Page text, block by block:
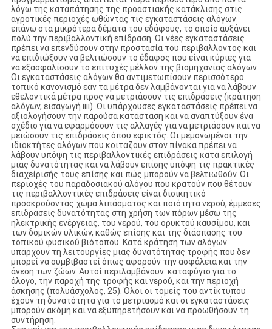
λόγω της καταπάτησης της προαστιακής κατάκλισης στις
αγροτικές περιοχές ωθώντας τις εγκαταστάσεις αλόγων
επάνω στα μικρότερα δέματα του εδάφους, το οποίο αυξάνει
πολύ την περιβαλλοντική επίδραση. Οι νέες εγκαταστάσεις
πρέπει να επενδύσουν στην προστασία του περιβάλλοντος και
να επιδιώξουν να βελτιώσουν το έδαφος που είναι κύριες για
να εξασφαλίσουν το επιτυχές μέλλον της βιομηχανίας αλόγων.
Οι εγκαταστάσεις αλόγων θα αντιμετωπίσουν περισσότερο
τοπικό κανονισμό εάν τα μέτρα δεν λαμβάνονται για να λάβουν
εθελοντικά μέτρα προς να μετριάσουν τις επιδράσεις (κράτηση
αλόγων, εισαγωγή iiii). Οι υπάρχουσες εγκαταστάσεις πρέπει να
αξιολογήσουν την παρούσα κατάσταση και να αναπτύξουν ένα
σχέδιο για να εφαρμόσουν τις αλλαγές για να μετριάσουν και να
μειώσουν τις επιδράσεις όπου εφικτός. Οι μεμονωμένοι την
ιδιοκτήτες αλόγων που κοιτάζουν στον πίνακα πρέπει να
λάβουν υπόψη τις περιβαλλοντικές επιδράσεις κατά επιλογή
μιας δυνατότητας και να λάβουν επίσης υπόψη τις πρακτικές
διαχείρισής τους επίσης και πώς μπορούν να βελτιωθούν. Οι
περιοχές του παραδοσιακού αλόγου που κρατούν που θέτουν
τις περιβαλλοντικές επιδράσεις είναι διοικητικό
προσκρούοντας χώμα λιπάσματος και ποιότητα νερού, έμμεσες
επιδράσεις δυνατότητας στη χρήση των πόρων μέσω της
ηλεκτρικής ενέργειας, του νερού, του ορυκτού καυσίμου, και
των δομικών υλικών, καθώς επίσης και της διάσπασης του
τοπικού φυσικού βιότοπου. Κατά κράτηση των αλόγων
υπάρχουν τη λειτουργίες μιας δυνατότητας τροφής που δεν
μπορεί να συμβιβαστεί όπως αφορούν την ασφάλεια και την
άνεση των ζώων. Αυτοί περιλαμβάνουν: καταφύγιο για το
άλογο, την παροχή της τροφής και νερού, και την περιοχή
άσκησης (πολυάσχολος, 25). Όλοι οι τομείς του αντίκτυπου
έχουν τη δυνατότητα για το μετριασμό και οι εγκαταστάσεις
μπορούν ακόμη και να εξυπηρετήσουν και να προωθήσουν τη
συντήρηση.